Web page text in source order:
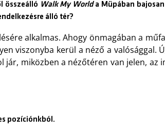
összeálló Walk My Worlda Müpában
álló tér?
alkalmas. Ahogy önmagában a
viszonyba kerül a néző a
jár, miközben a nézőtéren van jelen,
pozíciónkból.